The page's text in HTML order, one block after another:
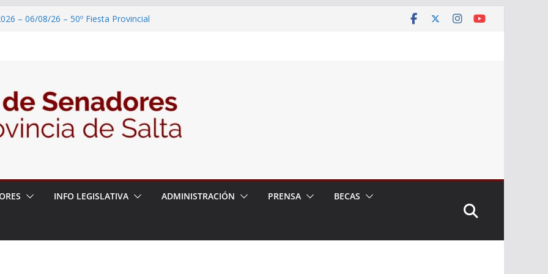
– 06/08/26 – 50º Fiesta Provincial
del Dr. Víctor Alfredo Frías
– 06/08/26 – 82° Edición de la Expo
– 06/08/26 – “Historia y memoria
del pueblo Kolla en el municipio de
INFO LEGISLATIVA ADMINISTRACIÓN PRENSA BECAS